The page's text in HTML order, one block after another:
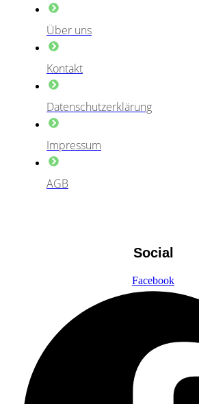
Über uns
Kontakt
Datenschutzerklärung
Impressum
AGB
Social
Facebook